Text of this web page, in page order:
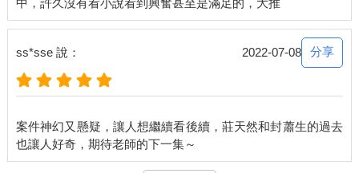
既然是關卡，不可能沒有解法，該怎麼說才對？
ＫＴＶ的螢幕上出現一行字：「距離包廂時間還有00:19秒」，時
間正在不斷倒數，00:18秒、00:17秒、00:16秒……剩下15秒！
然而，就在這時，所有冰棍竟然放下了撲克牌，把牌亮在莊天然
面前——就像要給他一條活路。
刻不容緩，莊天然立刻低頭看他們手上的牌，臉色霎時一白。
怎麼回事？為什麼所有的牌都一樣？不是有內鬼……
冰棍們咧開陰惻惻的笑容，彷彿早已篤定他就是內鬼，等著最後
ss*sse 說： 2022-07-08 分享
案件神幻又懸疑，讓人想繼續看後續，莊天然和封蕭生的過去